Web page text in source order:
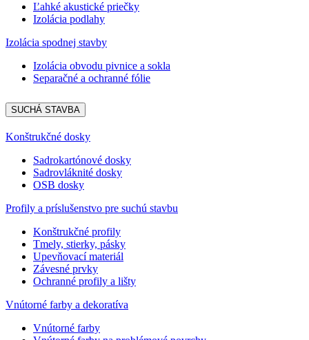
Ľahké akustické priečky
Izolácia podlahy
Izolácia spodnej stavby
Izolácia obvodu pivnice a sokla
Separačné a ochranné fólie
SUCHÁ STAVBA
Konštrukčné dosky
Sadrokartónové dosky
Sadrovláknité dosky
OSB dosky
Profily a príslušenstvo pre suchú stavbu
Konštrukčné profily
Tmely, stierky, pásky
Upevňovací materiál
Závesné prvky
Ochranné profily a lišty
Vnútorné farby a dekoratíva
Vnútorné farby